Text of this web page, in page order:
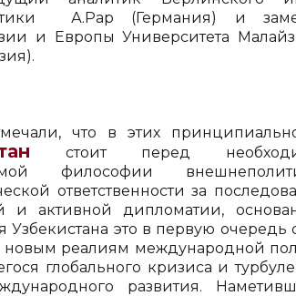
А.Рар (Германия) и
и Европы Университета
что в этих
стоит перед
философии
ответственности за
и активной дипломатии,
это в первую очередь
новым реалиям международной
глобального кризиса и
развития.